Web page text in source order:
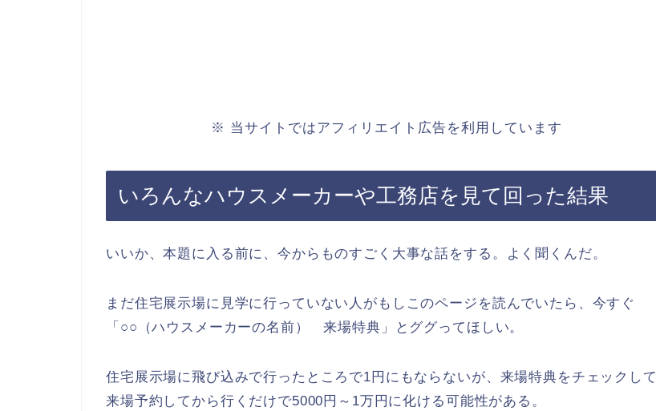
※ 当サイトではアフィリエイト広告を利用しています
いろんなハウスメーカーや工務店を見て回った結果
いいか、本題に入る前に、今からものすごく大事な話をする。よく聞くんだ。
まだ住宅展示場に見学に行っていない人がもしこのページを読んでいたら、今すぐ
「○○（ハウスメーカーの名前） 来場特典」とググってほしい。
住宅展示場に飛び込みで行ったところで1円にもならないが、来場特典をチェックして
来場予約してから行くだけで5000円～1万円に化ける可能性がある。